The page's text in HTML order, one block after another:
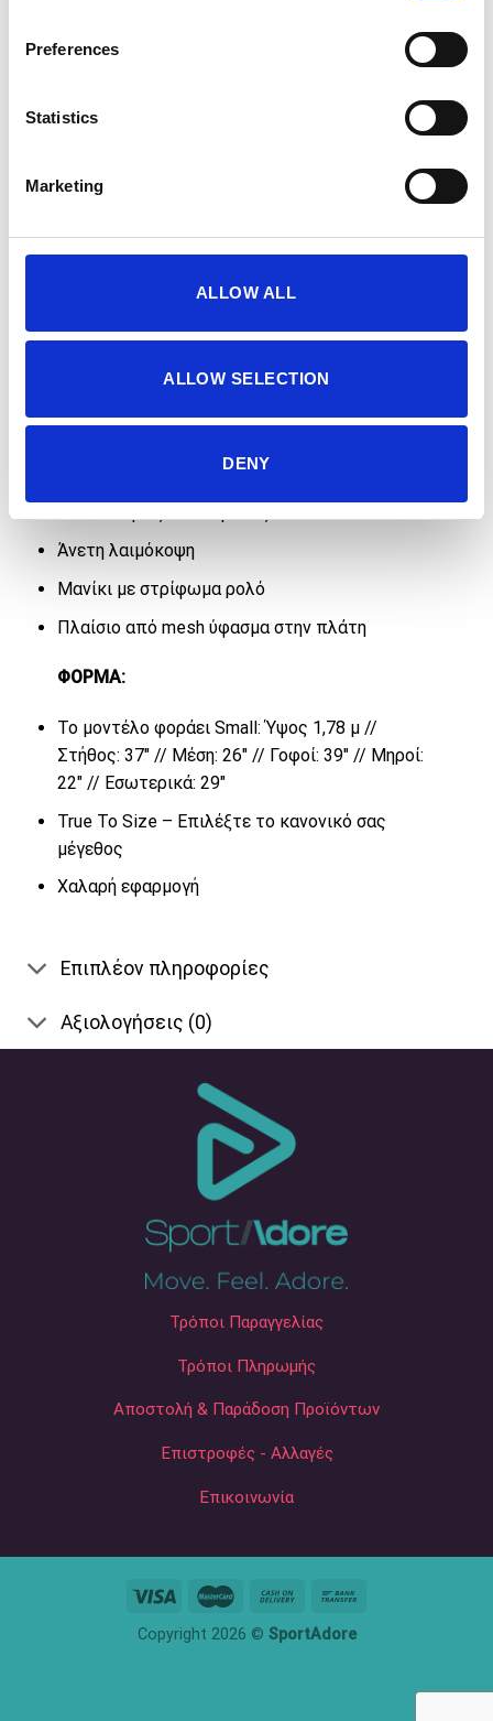
Preferences
Statistics
Marketing
ALLOW ALL
ALLOW SELECTION
DENY
CODE RELAXED FIT TEE – MID OXBLOOD RED ποσότητα
Περιγραφή
Άνετη λαιμόκοψη
Μανίκι με στρίφωμα ρολό
Πλαίσιο από mesh ύφασμα στην πλάτη
ΦΟΡΜΑ:
Το μοντέλο φοράει Small: Ύψος 1,78 μ //
Στήθος: 37″ // Μέση: 26″ // Γοφοί: 39″ // Μηροί:
22″ // Εσωτερικά: 29″
True To Size – Επιλέξτε το κανονικό σας
μέγεθος
Χαλαρή εφαρμογή
Επιπλέον πληροφορίες
Αξιολογήσεις (0)
Τρόποι Παραγγελίας
Τρόποι Πληρωμής
Αποστολή & Παράδοση Προϊόντων
Επιστροφές - Αλλαγές
Επικοινωνία
Copyright 2026 © SportAdore